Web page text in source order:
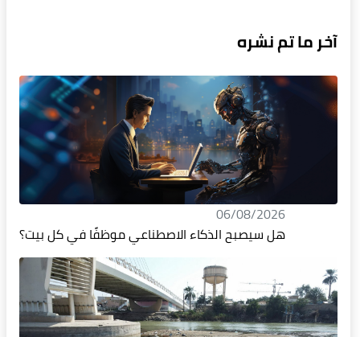
آخر ما تم نشره
06/08/2026
هل سيصبح الذكاء الاصطناعي موظفًا في كل بيت؟